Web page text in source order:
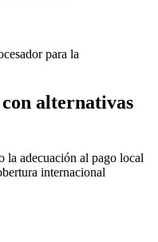
para la
alternativas
la adecuación al pago local
internacional